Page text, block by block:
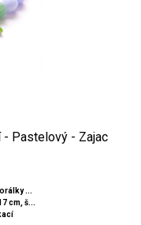
- Pastelový - Zajac
...
cm, š...